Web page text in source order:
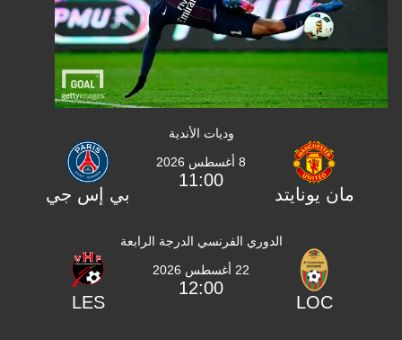
وديات الأندية
مان يونايتد
8 أغسطس 2026
11:00
بي إس جي
الدوري الفرنسي الدرجة الرابعة
LOC
22 أغسطس 2026
12:00
LES